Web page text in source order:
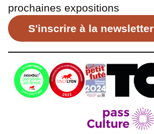
prochaines expositions
S'inscrire à la newsletter